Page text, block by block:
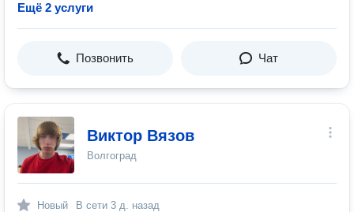
Ещё 2 услуги
Позвонить Чат
Виктор Вязов
Волгоград
Новый В сети 3 д. назад